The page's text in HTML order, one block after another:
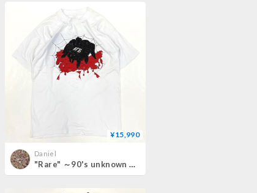
¥15,990
Daniel
"Rare" ～90's unknown "КGB" "両面" Tシャツ